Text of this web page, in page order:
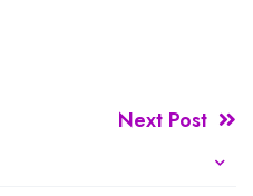
Next Post